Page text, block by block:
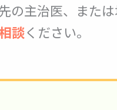
の主治医、また
談ください。